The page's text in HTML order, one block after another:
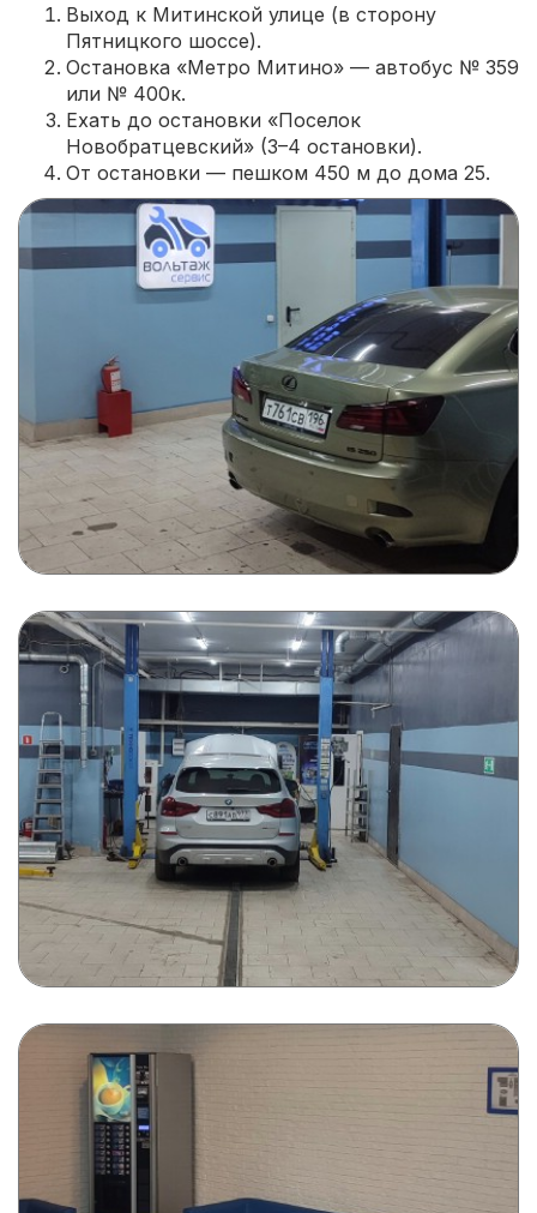
Выход к Митинской улице (в сторону
Пятницкого шоссе).
Остановка «Метро Митино» — автобус № 359
или № 400к.
Ехать до остановки «Поселок
Новобратцевский» (3–4 остановки).
От остановки — пешком 450 м до дома 25.